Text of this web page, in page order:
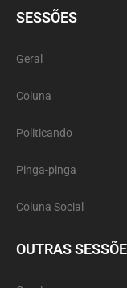
SESSÕES
Geral
Coluna
Politicando
Pinga-pinga
Coluna Social
OUTRAS